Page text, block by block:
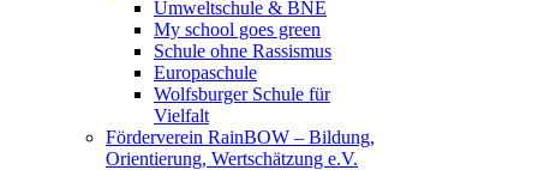
Umweltschule & BNE
My school goes green
Schule ohne Rassismus
Europaschule
Wolfsburger Schule für
Vielfalt
Förderverein RainBOW – Bildung,
Orientierung, Wertschätzung e.V.